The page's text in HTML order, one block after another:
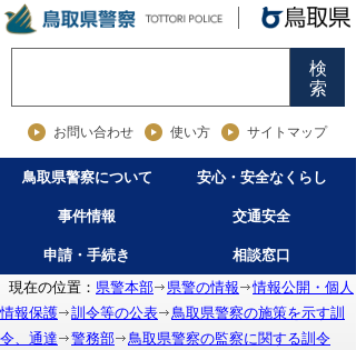
検
索
お問い合わせ 使い方 サイトマップ
鳥取県警察について 安心・安全なくらし
事件情報 交通安全
申請・手続き
相談窓口
現在の位置： 県警本部 県警の情報
情報公開・個人
情報保護
訓令等の公表
鳥取県警察の施策を示す訓
令、通達
警務部 鳥取県警察の監察に関する訓令